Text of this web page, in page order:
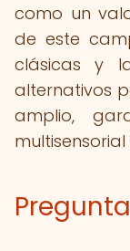
como un
de este
clásicas y
alternativos
amplio,